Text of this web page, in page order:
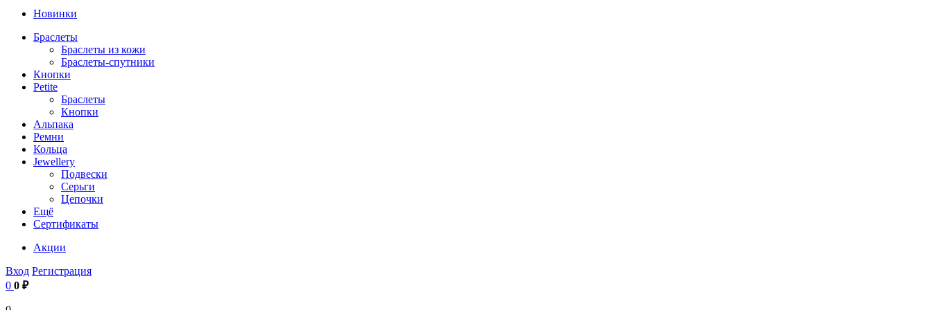
Новинки
Браслеты
Браслеты из кожи
Браслеты-спутники
Кнопки
Petite
Браслеты
Кнопки
Альпака
Ремни
Кольца
Jewellery
Подвески
Серьги
Цепочки
Ещё
Сертификаты
Акции
Вход Регистрация
0 0 ₽